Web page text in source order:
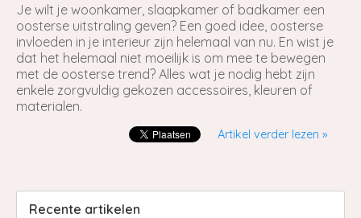
Je wilt je woonkamer, slaapkamer of badkamer een
oosterse uitstraling geven? Een goed idee, oosterse
invloeden in je interieur zijn helemaal van nu. En wist je
dat het helemaal niet moeilijk is om mee te bewegen
met de oosterse trend? Alles wat je nodig hebt zijn
enkele zorgvuldig gekozen accessoires, kleuren of
materialen.
Artikel verder lezen »
Recente artikelen